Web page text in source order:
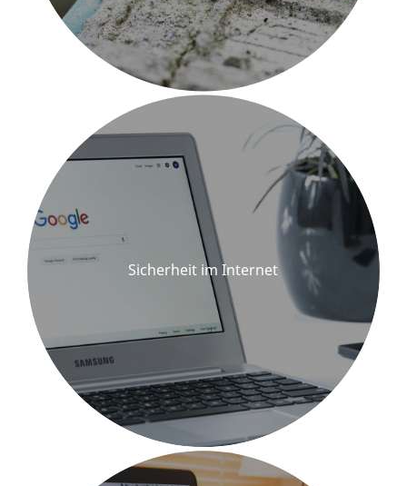
Sicherheit im Internet